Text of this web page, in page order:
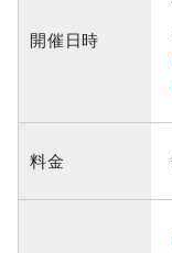
開催日時
料金